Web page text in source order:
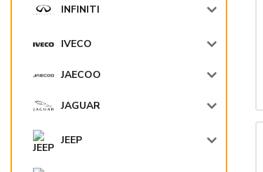
INFINITI
IVECO
JAECOO
JAGUAR
JEEP